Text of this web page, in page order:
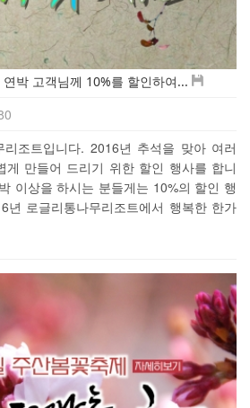
박 고객님께 10%를 할인하여...
리조트입니다. 2016년 추석을 맞아 여러
게 만들어 드리기 위한 할인 행사를 합니
이상을 하시는 분들게는 10%의 할인 행
년 로글리통나무리조트에서 행복한 한가